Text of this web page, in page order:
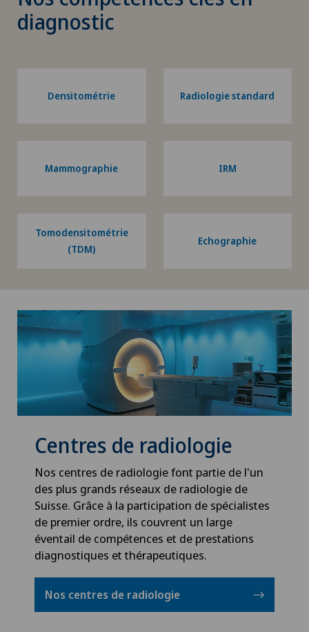
diagnostic
Densitométrie Radiologie standard
Mammographie IRM
Tomodensitométrie
(TDM)
Echographie
Centres de radiologie
Nos centres de radiologie font partie de l'un
des plus grands réseaux de radiologie de
Suisse. Grâce à la participation de spécialistes
de premier ordre, ils couvrent un large
éventail de compétences et de prestations
diagnostiques et thérapeutiques.
Nos centres de radiologie